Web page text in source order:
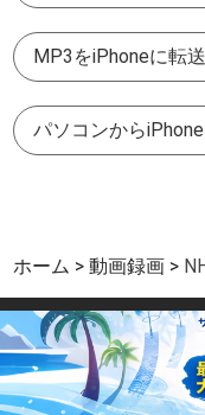
MP3をiPhoneに転
パソコンから
ホーム 動画録画
サイトマップ|サポート
Copyright © 2026